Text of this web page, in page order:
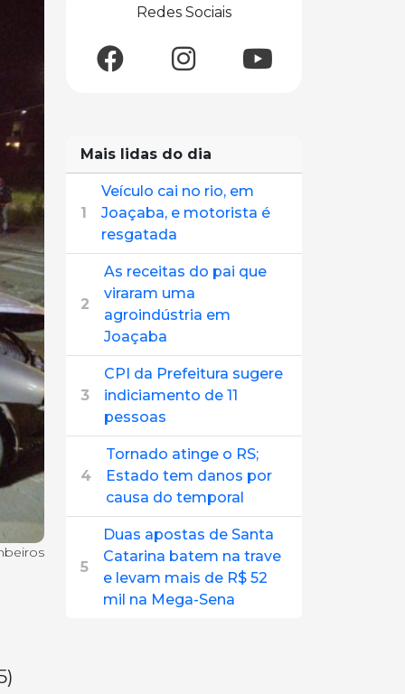
Redes Sociais
Mais lidas do dia
1
Veículo cai no rio, em
Joaçaba, e motorista é
resgatada
2
As receitas do pai que
viraram uma
agroindústria em
Joaçaba
3
CPI da Prefeitura sugere
indiciamento de 11
pessoas
4
Tornado atinge o RS;
Estado tem danos por
causa do temporal
5
Duas apostas de Santa
Catarina batem na trave
e levam mais de R$ 52
mil na Mega-Sena